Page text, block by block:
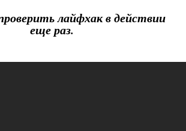
лайфхак в действии
еще раз.